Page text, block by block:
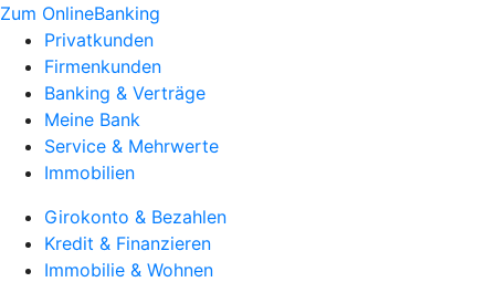
Zum OnlineBanking
Privatkunden
Firmenkunden
Banking & Verträge
Meine Bank
Service & Mehrwerte
Immobilien
Girokonto & Bezahlen
Kredit & Finanzieren
Immobilie & Wohnen